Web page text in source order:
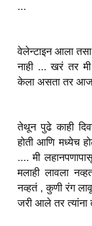
...
वेलेन्टाइन आला तसा
नाही ... खरं तर
केला असता तर आज
तेथून पुढे काही
होती आणि मध्येच
.... मी
मलाही लावला
नव्हतं , कुणी रंग
जरी आले तर त्यांना